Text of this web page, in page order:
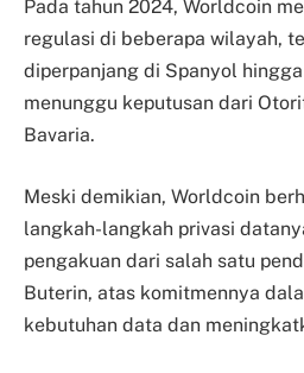
Pada tahun 2024, Worldcoin
regulasi di beberapa wilayah,
diperpanjang di Spanyol
menunggu keputusan dari
Bavaria.
Meski demikian, Worldcoin
langkah-langkah privasi
pengakuan dari salah satu
Buterin, atas komitmennya
kebutuhan data dan